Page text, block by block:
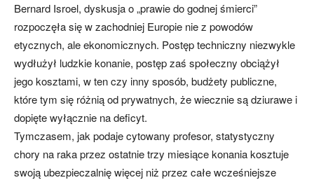
Bernard Isroel, dyskusja o „prawie do godnej śmierci”
rozpoczęła się w zachodniej Europie nie z powodów
etycznych, ale ekonomicznych. Postęp techniczny niezwykle
wydłużył ludzkie konanie, postęp zaś społeczny obciążył
jego kosztami, w ten czy inny sposób, budżety publiczne,
które tym się różnią od prywatnych, że wiecznie są dziurawe i
dopięte wyłącznie na deficyt.
Tymczasem, jak podaje cytowany profesor, statystyczny
chory na raka przez ostatnie trzy miesiące konania kosztuje
swoją ubezpieczalnię więcej niż przez całe wcześniejsze